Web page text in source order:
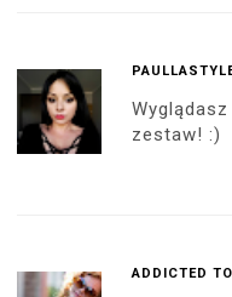
zestaw! :)
ADDICTED